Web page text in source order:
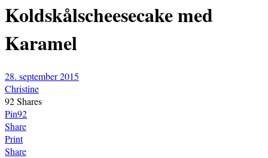
Koldskålscheesecake med
Karamel
28. september 2015
Christine
92Shares
Pin92
Share
Print
Share